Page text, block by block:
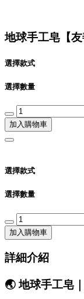
地球手工皂【友
選擇款式
選擇數量
加入購物車
選擇款式
選擇數量
加入購物車
詳細介紹
🌏 地球手工皂